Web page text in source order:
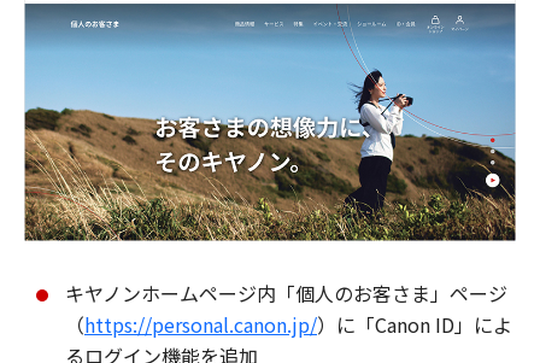
キヤノンホームページ内「個人のお客さま」ページ
（https://personal.canon.jp/）に「Canon ID」によ
るログイン機能を追加